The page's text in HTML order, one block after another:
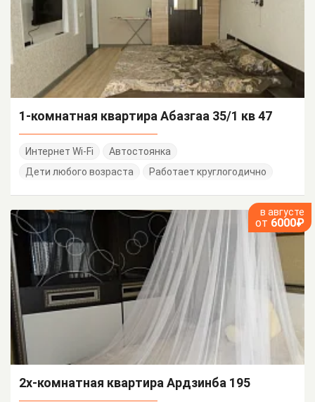
1-комнатная квартира Абазгаа 35/1 кв 47
Интернет Wi-Fi
Автостоянка
Дети любого возраста
Работает круглогодично
в августе
от 6000₽
2х-комнатная квартира Ардзинба 195